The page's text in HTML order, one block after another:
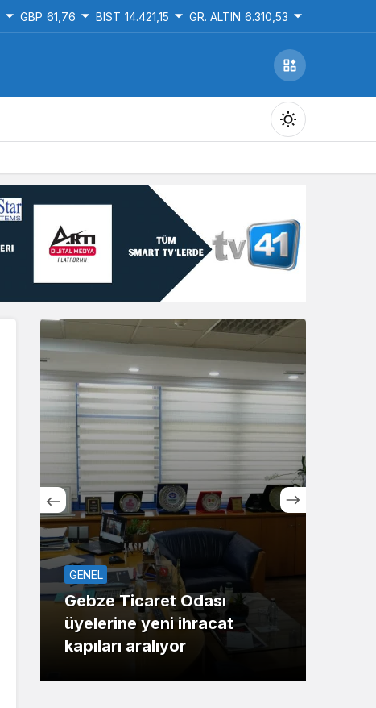
GBP 61,76 BIST 14.421,15 GR. ALTIN 6.310,53
Gündüz Modu
Gündüz modunu seçin.
Gece modunu seçin.
Sistem Modu
Sistem modunu seçin.
GENEL
Gebze Ticaret Odası
üyelerine yeni ihracat
kapıları aralıyor